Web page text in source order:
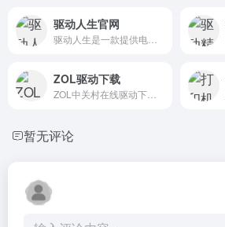
驱动人生官网
ZOL驱动下载
暂无评论